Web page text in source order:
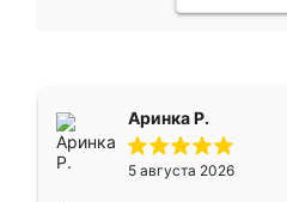
Аринка Р.
5 августа 2026